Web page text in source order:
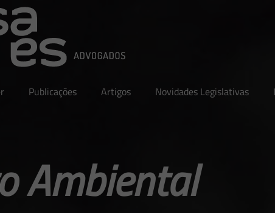
Publicações Artigos Novidades Legislativas
Ambiental